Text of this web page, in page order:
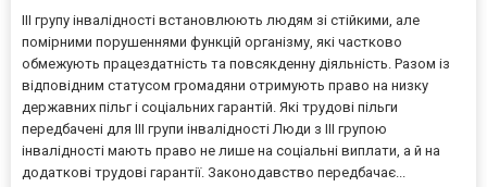
III групу інвалідності встановлюють людям зі стійкими, але
помірними порушеннями функцій організму, які частково
обмежують працездатність та повсякденну діяльність. Разом із
відповідним статусом громадяни отримують право на низку
державних пільг і соціальних гарантій. Які трудові пільги
передбачені для III групи інвалідності Люди з III групою
інвалідності мають право не лише на соціальні виплати, а й на
додаткові трудові гарантії. Законодавство передбачає...